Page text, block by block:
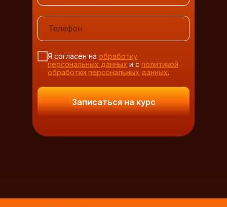
Я согласен на обработку
персональных данных и с политикой
обработки персональных данных.
Записаться на курс